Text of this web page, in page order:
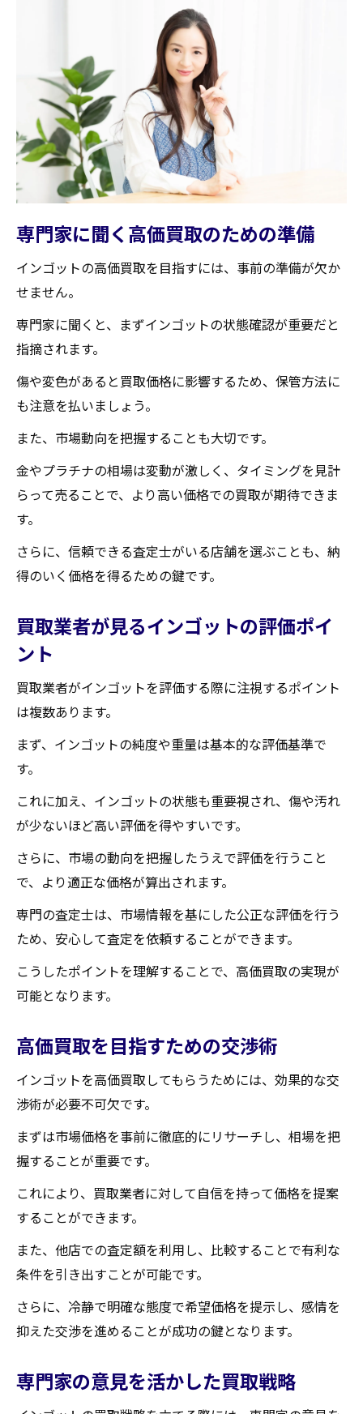
専門家に聞く高価買取のための準備
インゴットの高価買取を目指すには、事前の準備が欠か
せません。
専門家に聞くと、まずインゴットの状態確認が重要だと
指摘されます。
傷や変色があると買取価格に影響するため、保管方法に
も注意を払いましょう。
また、市場動向を把握することも大切です。
金やプラチナの相場は変動が激しく、タイミングを見計
らって売ることで、より高い価格での買取が期待できま
す。
さらに、信頼できる査定士がいる店舗を選ぶことも、納
得のいく価格を得るための鍵です。
買取業者が見るインゴットの評価ポイ
ント
買取業者がインゴットを評価する際に注視するポイント
は複数あります。
まず、インゴットの純度や重量は基本的な評価基準で
す。
これに加え、インゴットの状態も重要視され、傷や汚れ
が少ないほど高い評価を得やすいです。
さらに、市場の動向を把握したうえで評価を行うこと
で、より適正な価格が算出されます。
専門の査定士は、市場情報を基にした公正な評価を行う
ため、安心して査定を依頼することができます。
こうしたポイントを理解することで、高価買取の実現が
可能となります。
高価買取を目指すための交渉術
インゴットを高価買取してもらうためには、効果的な交
渉術が必要不可欠です。
まずは市場価格を事前に徹底的にリサーチし、相場を把
握することが重要です。
これにより、買取業者に対して自信を持って価格を提案
することができます。
また、他店での査定額を利用し、比較することで有利な
条件を引き出すことが可能です。
さらに、冷静で明確な態度で希望価格を提示し、感情を
抑えた交渉を進めることが成功の鍵となります。
専門家の意見を活かした買取戦略